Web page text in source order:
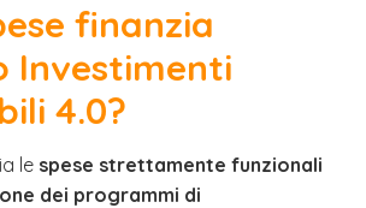
finanzia
Investimenti
4.0?
le spese strettamente funzionali
dei programmi di